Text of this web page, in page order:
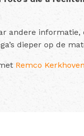
andere
dieper op de
Remco Kerkhoven